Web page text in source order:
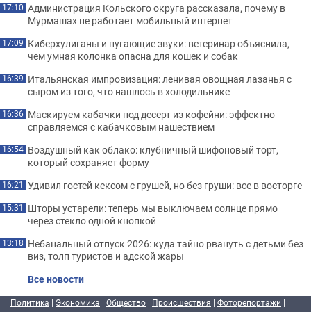
17:10 Администрация Кольского округа рассказала, почему в
Мурмашах не работает мобильный интернет
17:09 Киберхулиганы и пугающие звуки: ветеринар объяснила,
чем умная колонка опасна для кошек и собак
16:39 Итальянская импровизация: ленивая овощная лазанья с
сыром из того, что нашлось в холодильнике
16:36 Маскируем кабачки под десерт из кофейни: эффектно
справляемся с кабачковым нашествием
16:54 Воздушный как облако: клубничный шифоновый торт,
который сохраняет форму
16:21 Удивил гостей кексом с грушей, но без груши: все в восторге
15:31 Шторы устарели: теперь мы выключаем солнце прямо
через стекло одной кнопкой
13:18 Небанальный отпуск 2026: куда тайно рвануть с детьми без
виз, толп туристов и адской жары
Все новости
Политика | Экономика | Общество | Происшествия | Фоторепортажи |